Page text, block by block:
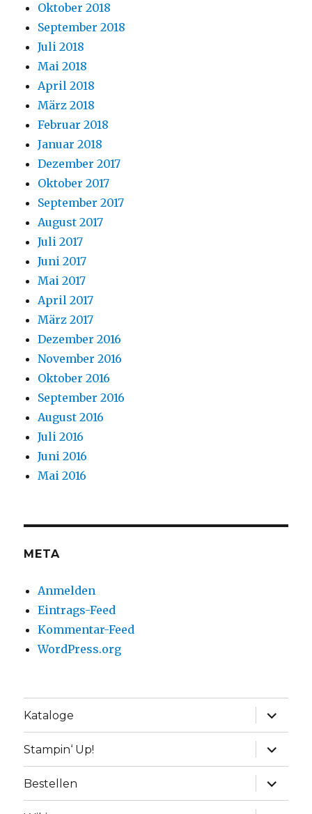
Oktober 2018
September 2018
Juli 2018
Mai 2018
April 2018
März 2018
Februar 2018
Januar 2018
Dezember 2017
Oktober 2017
September 2017
August 2017
Juli 2017
Juni 2017
Mai 2017
April 2017
März 2017
Dezember 2016
November 2016
Oktober 2016
September 2016
August 2016
Juli 2016
Juni 2016
Mai 2016
META
Anmelden
Eintrags-Feed
Kommentar-Feed
WordPress.org
Kataloge
Stampin‘ Up!
Bestellen